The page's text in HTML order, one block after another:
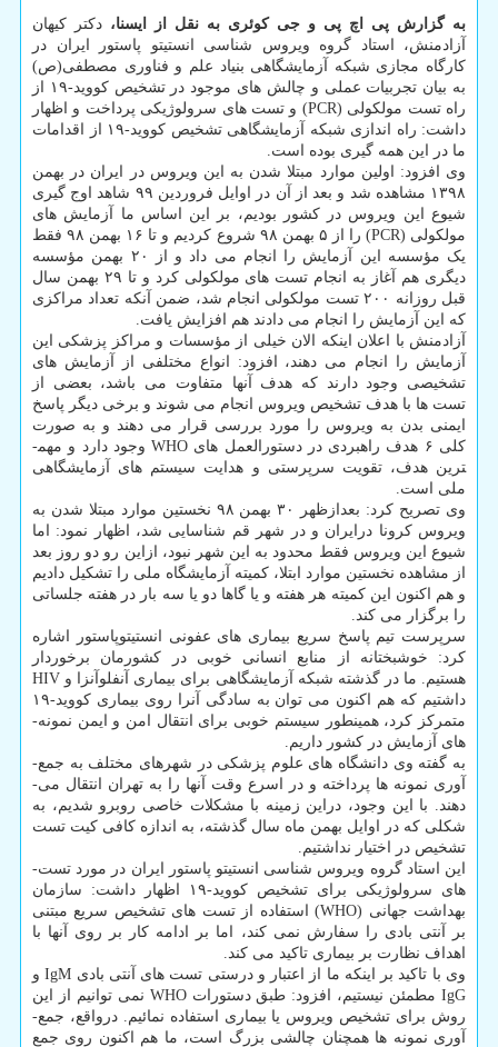
به گزارش پی اچ پی و جی کوئری به نقل از ایسنا، دکتر کیهان
آزادمنش، استاد گروه ویروس ­شناسی انستیتو پاستور ایران در
کارگاه مجازی شبکه آزمایشگاهی بنیاد علم و فناوری مصطفی(ص)
به بیان تجربیات عملی و چالش­ های موجود در تشخیص کووید-۱۹ از
راه تست مولکولی (PCR) و تست­ های سرولوژیکی پرداخت و اظهار
داشت: راه­ اندازی شبکه آزمایشگاهی تشخیص کووید-۱۹ از اقدامات
ما در این همه گیری بوده است.
وی افزود: اولین موارد مبتلا شدن به این ویروس در ایران در بهمن
۱۳۹۸ مشاهده شد و بعد از آن در اوایل فروردین ۹۹ شاهد اوج­ گیری
شیوع این ویروس در کشور بودیم، بر این اساس ما آزمایش­ های
مولکولی (PCR) را از ۵ بهمن ۹۸ شروع کردیم و تا ۱۶ بهمن ۹۸ فقط
یک مؤسسه این آزمایش را انجام می­ داد و از ۲۰ بهمن مؤسسه
دیگری هم آغاز به انجام تست­ های مولکولی کرد و تا ۲۹ بهمن سال
قبل روزانه ۲۰۰ تست مولکولی انجام شد، ضمن آنکه تعداد مراکزی
که این آزمایش را انجام می­ دادند هم افزایش یافت.
آزادمنش با اعلان اینکه الان خیلی از مؤسسات و مراکز پزشکی این
آزمایش را انجام می­ دهند، افزود: انواع مختلفی از آزمایش­ های
تشخیصی وجود دارند که هدف آن­ها متفاوت می باشد، بعضی از
تست­ ها با هدف تشخیص ویروس انجام می­ شوند و برخی دیگر پاسخ
ایمنی بدن به ویروس را مورد بررسی قرار می­ دهند و به صورت
کلی ۶ هدف راهبردی در دستورالعمل­ های WHO وجود دارد و مهم­
ترین هدف، تقویت سرپرستی و هدایت سیستم­ های آزمایشگاهی
ملی است.
وی تصریح کرد: بعدازظهر ۳۰ بهمن ۹۸ نخستین موارد مبتلا شدن به
ویروس کرونا درایران و در شهر قم شناسایی شد، اظهار نمود: اما
شیوع این ویروس فقط محدود به این شهر نبود، ازاین رو دو روز بعد
از مشاهده نخستین موارد ابتلا، کمیته­ آزمایشگاه ملی را تشکیل دادیم
و هم اکنون این کمیته هر هفته و یا گاها دو یا سه بار در هفته جلساتی
را برگزار می­ کند.
سرپرست تیم پاسخ سریع بیماری ­های عفونی انستیتوپاستور اشاره
کرد: خوشبختانه از منابع انسانی خوبی در کشورمان برخوردار
هستیم. ما در گذشته شبکه آزمایشگاهی برای بیماری آنفلوآنزا و HIV
داشتیم که هم اکنون می­ توان به سادگی آنرا روی بیماری کووید-۱۹
متمرکز کرد، همینطور سیستم خوبی برای انتقال امن و ایمن نمونه­
های آزمایش در کشور داریم.
به گفته وی دانشگاه­ های علوم پزشکی در شهرهای مختلف به جمع­
آوری نمونه­ ها پرداخته و در اسرع وقت آن­ها را به تهران انتقال می­­
دهند. با این وجود، دراین زمینه با مشکلات خاصی روبرو شدیم، به
شکلی که در اوایل بهمن­ ماه سال گذشته، به اندازه کافی کیت تست
تشخیص در اختیار نداشتیم.
این استاد گروه ویروس شناسی انستیتو پاستور ایران در مورد تست­
های سرولوژیکی برای تشخیص کووید-۱۹ اظهار داشت: سازمان
بهداشت جهانی (WHO) استفاده از تست­ های تشخیص سریع مبتنی
بر آنتی­ بادی را سفارش نمی­ کند، اما بر ادامه­ کار بر روی آن­ها با
اهداف نظارت بر بیماری تاکید می­ کند.
وی با تاکید بر اینکه ما از اعتبار و درستی تست­ های آنتی­ بادی IgM و
IgG مطمئن نیستیم، افزود: طبق دستورات WHO نمی­ توانیم از این
روش برای تشخیص ویروس یا بیماری استفاده نمائیم. درواقع، جمع­
آوری نمونه­ ها همچنان چالشی بزرگ است، ما هم اکنون روی جمع